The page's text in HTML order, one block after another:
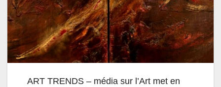
ART TRENDS – média sur l’Art met en